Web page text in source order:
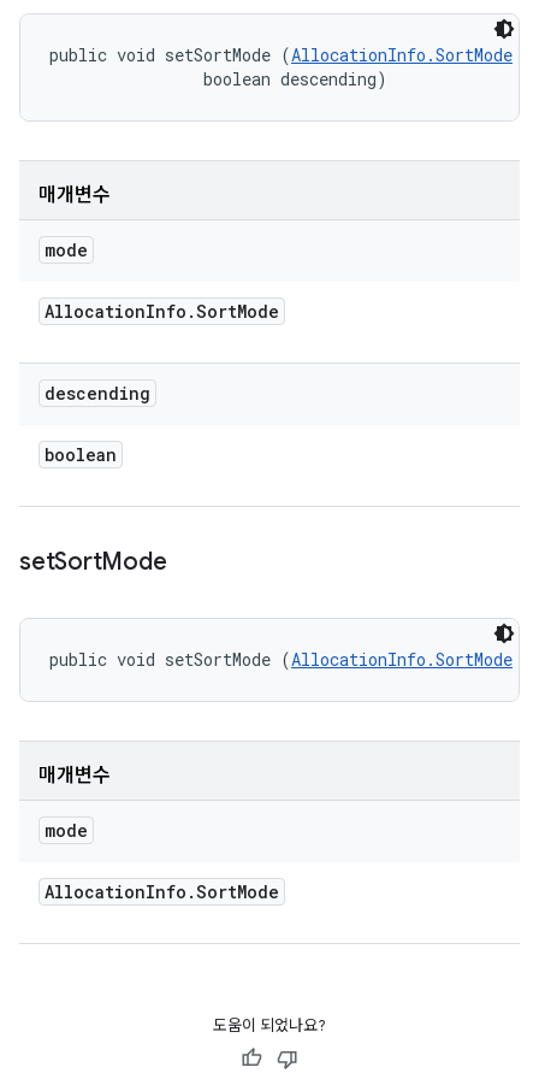
public void setSortMode (AllocationInfo.SortMode
                boolean descending)
매개변수
mode
AllocationInfo .SortMode
descending
boolean
setSortMode
public void setSortMode (AllocationInfo.SortMode
매개변수
mode
AllocationInfo .SortMode
도움이 되었나요?